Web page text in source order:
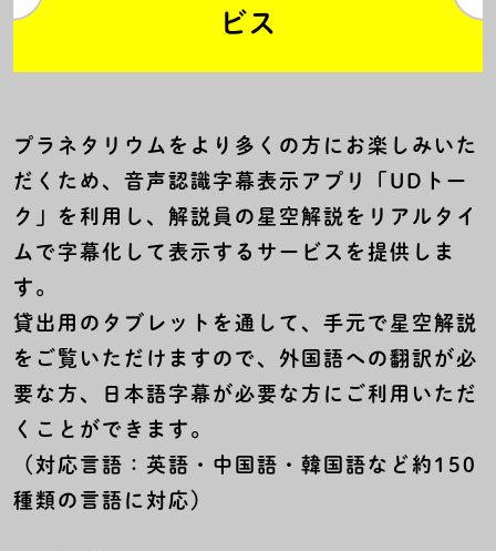
ビス
プラネタリウムをより多くの方にお楽しみいた
だくため、音声認識字幕表示アプリ「UDトー
ク」を利用し、解説員の星空解説をリアルタイ
ムで字幕化して表示するサービスを提供しま
す。
貸出用のタブレットを通して、手元で星空解説
をご覧いただけますので、外国語への翻訳が必
要な方、日本語字幕が必要な方にご利用いただ
くことができます。
（対応言語：英語・中国語・韓国語など約150
種類の言語に対応）